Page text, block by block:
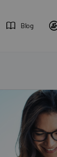
Blog